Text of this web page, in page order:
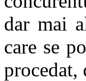
dar mai
care se
procedat,